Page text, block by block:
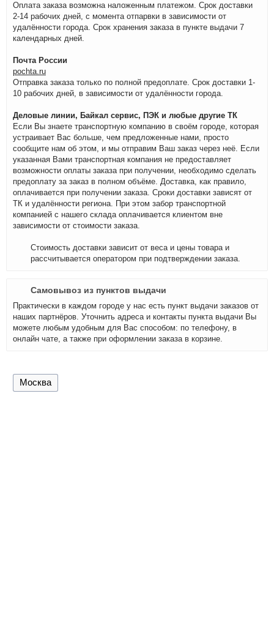
Оплата заказа возможна наложенным платежом. Срок доставки
2-14 рабочих дней, с момента отпарвки в зависимости от
удалённости города. Срок хранения заказа в пункте выдачи 7
календарных дней.
Почта России
pochta.ru
Отправка заказа только по полной предоплате. Срок доставки 1-
10 рабочих дней, в зависимости от удалённости города.
Деловые линии, Байкал сервис, ПЭК и любые другие ТК
Если Вы знаете транспортную компанию в своём городе, которая
устраивает Вас больше, чем предложенные нами, просто
сообщите нам об этом, и мы отправим Ваш заказ через неё. Если
указанная Вами транспортная компания не предоставляет
возможности оплаты заказа при получении, необходимо сделать
предоплату за заказ в полном объёме. Доставка, как правило,
оплачивается при получении заказа. Сроки доставки зависят от
ТК и удалённости региона. При этом забор транспортной
компанией с нашего склада оплачивается клиентом вне
зависимости от стоимости заказа.
Стоимость доставки зависит от веса и цены товара и
рассчитывается оператором при подтверждении заказа.
Самовывоз из пунктов выдачи
Практически в каждом городе у нас есть пункт выдачи заказов от
наших партнёров. Уточнить адреса и контакты пункта выдачи Вы
можете любым удобным для Вас способом: по телефону, в
онлайн чате, а также при оформлении заказа в корзине.
Москва